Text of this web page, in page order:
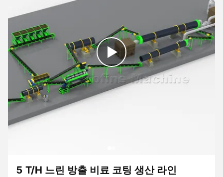
5 T/H 느린 방출 비료 코팅 생산 라인